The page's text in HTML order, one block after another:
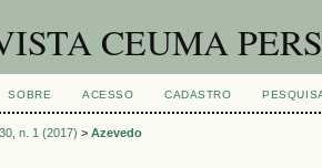
CEUMA
SOBRE ACESSO CADASTRO
n. 1 (2017) >Azevedo